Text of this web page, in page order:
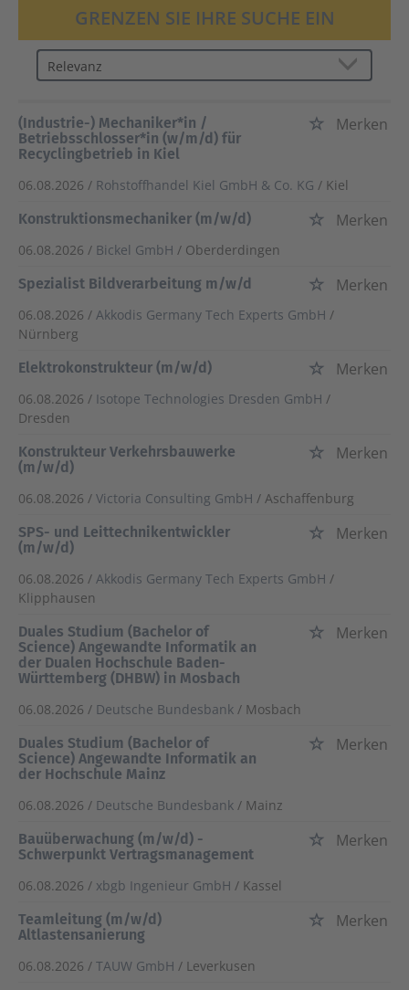
GRENZEN SIE IHRE SUCHE EIN
(Industrie-) Mechaniker*in /
Betriebsschlosser*in (w/m/d) für
Recyclingbetrieb in Kiel
Merken
06.08.2026 / Rohstoffhandel Kiel GmbH & Co. KG / Kiel
Konstruktionsmechaniker (m/w/d)
Merken
06.08.2026 / Bickel GmbH / Oberderdingen
Spezialist Bildverarbeitung m/w/d
Merken
06.08.2026 / Akkodis Germany Tech Experts GmbH /
Nürnberg
Elektrokonstrukteur (m/w/d)
Merken
06.08.2026 / Isotope Technologies Dresden GmbH /
Dresden
Konstrukteur Verkehrsbauwerke
(m/w/d)
Merken
06.08.2026 / Victoria Consulting GmbH / Aschaffenburg
SPS- und Leittechnikentwickler
(m/w/d)
Merken
06.08.2026 / Akkodis Germany Tech Experts GmbH /
Klipphausen
Duales Studium (Bachelor of
Science) Angewandte Informatik an
der Dualen Hochschule Baden-
Württemberg (DHBW) in Mosbach
Merken
06.08.2026 / Deutsche Bundesbank / Mosbach
Duales Studium (Bachelor of
Science) Angewandte Informatik an
der Hochschule Mainz
Merken
06.08.2026 / Deutsche Bundesbank / Mainz
Bauüberwachung (m/w/d) -
Schwerpunkt Vertragsmanagement
Merken
06.08.2026 / xbgb Ingenieur GmbH / Kassel
Teamleitung (m/w/d)
Altlastensanierung
Merken
06.08.2026 / TAUW GmbH / Leverkusen